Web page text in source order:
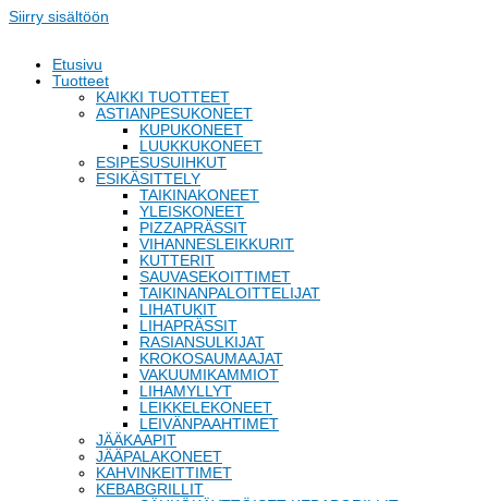
Siirry sisältöön
Etusivu
Tuotteet
KAIKKI TUOTTEET
ASTIANPESUKONEET
KUPUKONEET
LUUKKUKONEET
ESIPESUSUIHKUT
ESIKÄSITTELY
TAIKINAKONEET
YLEISKONEET
PIZZAPRÄSSIT
VIHANNESLEIKKURIT
KUTTERIT
SAUVASEKOITTIMET
TAIKINANPALOITTELIJAT
LIHATUKIT
LIHAPRÄSSIT
RASIANSULKIJAT
KROKOSAUMAAJAT
VAKUUMIKAMMIOT
LIHAMYLLYT
LEIKKELEKONEET
LEIVÄNPAAHTIMET
JÄÄKAAPIT
JÄÄPALAKONEET
KAHVINKEITTIMET
KEBABGRILLIT